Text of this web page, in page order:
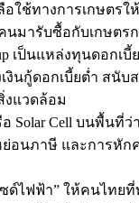
ใช้ทางการเกษตรใ
มารับซื้อกับเกษตรก
เป็นแหล่งทุนดอกเ
นกู้ดอกเบี้ยต่ำ สนั
งแวดล้อม
Solar Cell บนพื้น
นภาษี และการหักค่
ด์ไฟฟ้า” ให้คนไทย